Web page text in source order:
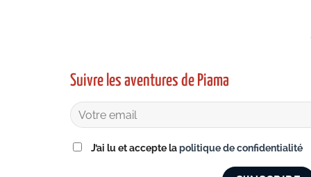
Suivre les aventures de Piama
J’ai lu et accepte lapolitique de confidentialité